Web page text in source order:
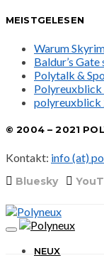
MEISTGELESEN
Warum
Baldur’s
Polytalk &
Polyreuxblick
polyreuxblick
© 2004 – 2021
Kontakt: info (at)
Bluesky
NEUX